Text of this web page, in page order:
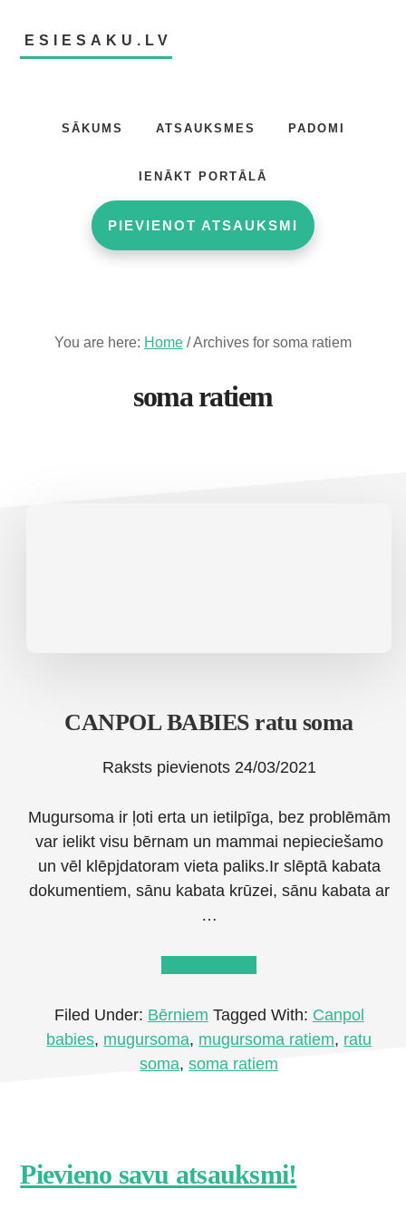
main
footerESIESAKU.LV
SĀKUMS ATSAUKSMES PADOMI
IENĀKT PORTĀLĀ
PIEVIENOT ATSAUKSMI
You are here: Home /Archives for soma ratiem
soma ratiem
CANPOL BABIES ratu soma
Raksts pievienots 24/03/2021
Mugursoma ir ļoti erta un ietilpīga, bez problēmām
var ielikt visu bērnam un mammai nepieciešamo
un vēl klēpjdatoram vieta paliks.Ir slēptā kabata
dokumentiem, sānu kabata krūzei, sānu kabata ar
…
BABIES
ratu
soma
Filed Under: Bērniem Tagged With: Canpol
babies, mugursoma, mugursoma ratiem, ratu
soma,soma ratiem
Footer
Pievieno savu atsauksmi!